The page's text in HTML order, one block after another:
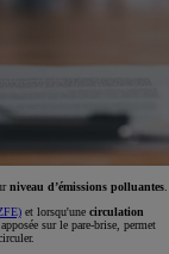
niveau d’émissions polluantes.
et lorsqu'une circulation
sur le pare-brise, permet